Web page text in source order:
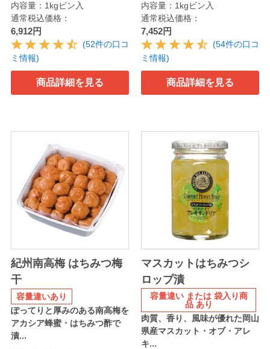
内容量：1kgビン入
通常税込価格：
6,912円
(52件の口コ
ミ情報)
商品詳細を見る
内容量：1kgビン入
通常税込価格：
7,452円
(54件の口コ
ミ情報)
商品詳細を見る
紀州南高梅 はちみつ梅
干
容量違いあり
ぽってりと厚みのある南高梅を
アカシア蜂蜜・はちみつ酢で
漬...
マスカットはちみつシ
ロップ漬
容量違い または 袋入り商
品 あり
肉質、香り、風味が優れた岡山
県産マスカット・オブ・アレ
キ...